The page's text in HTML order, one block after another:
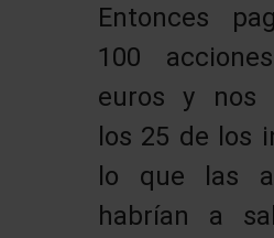
Entonces
100
euros y nos
los 25 de los
lo que las
habrían a